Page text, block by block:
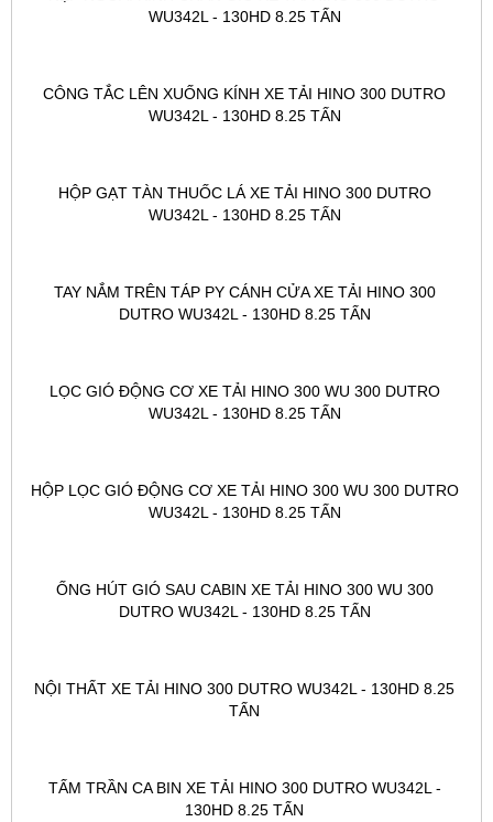
WU342L - 130HD 8.25 TẤN
CÔNG TẮC LÊN XUỐNG KÍNH XE TẢI HINO 300 DUTRO
WU342L - 130HD 8.25 TẤN
HỘP GẠT TÀN THUỐC LÁ XE TẢI HINO 300 DUTRO
WU342L - 130HD 8.25 TẤN
TAY NẮM TRÊN TÁP PY CÁNH CỬA XE TẢI HINO 300
DUTRO WU342L - 130HD 8.25 TẤN
LỌC GIÓ ĐỘNG CƠ XE TẢI HINO 300 WU 300 DUTRO
WU342L - 130HD 8.25 TẤN
HỘP LỌC GIÓ ĐỘNG CƠ XE TẢI HINO 300 WU 300 DUTRO
WU342L - 130HD 8.25 TẤN
ỐNG HÚT GIÓ SAU CABIN XE TẢI HINO 300 WU 300
DUTRO WU342L - 130HD 8.25 TẤN
NỘI THẤT XE TẢI HINO 300 DUTRO WU342L - 130HD 8.25
TẤN
TẤM TRẦN CA BIN XE TẢI HINO 300 DUTRO WU342L -
130HD 8.25 TẤN